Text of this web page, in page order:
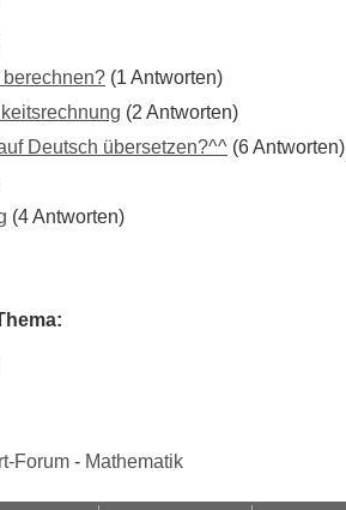
(1 Antworten)
(2 Antworten)
Deutsch übersetzen?^^ (6 Antworten)
(4 Antworten)
Forum - Mathematik